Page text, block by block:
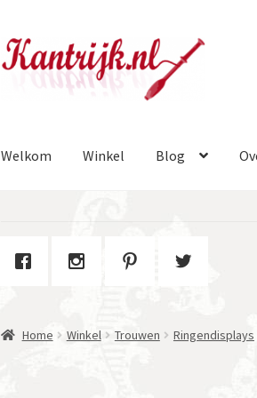
Ga
door
Ga
naar
Welkom Winkel Blog
Home Winkel Trouwen Ringendisplays